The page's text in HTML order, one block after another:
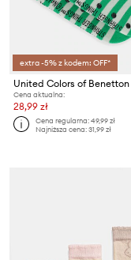
extra -5% z kodem: OFF*
Cena aktualna:
28,99 zł
Cena regularna:49,99 zł
Najniższa cena:31,99 zł